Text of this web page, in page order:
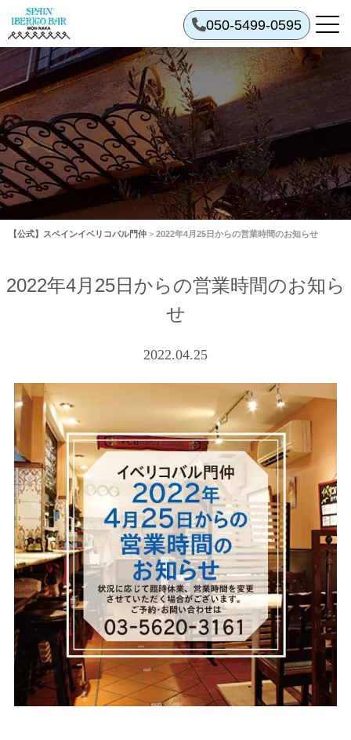
050-5499-0595
【公式】スペインイベリコバル門仲 >2022年4月25日からの営業時間のお知らせ
2022年4月25日からの営業時間のお知ら
せ
2022.04.25